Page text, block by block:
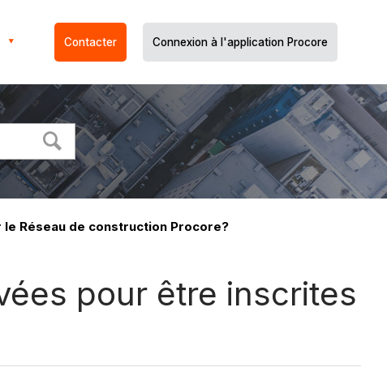
Contacter Connexion à l'application Procore
Réseau de construction Procore?
pour être inscrites